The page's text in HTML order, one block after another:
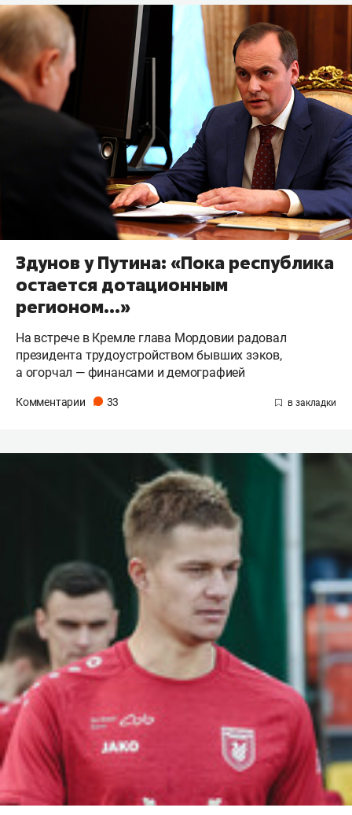
Здунов у Путина: «Пока республика
остается дотационным
регионом…»
На встрече в Кремле глава Мордовии радовал
президента трудоустройством бывших зэков,
а огорчал — финансами и демографией
Комментарии 33